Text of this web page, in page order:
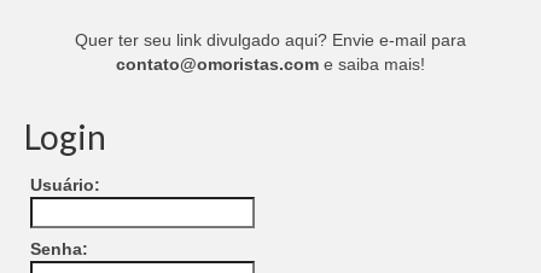
Quer ter seu link divulgado aqui? Envie e-mail para
contato@omoristas.com e saiba mais!
Login
Usuário:
Senha: